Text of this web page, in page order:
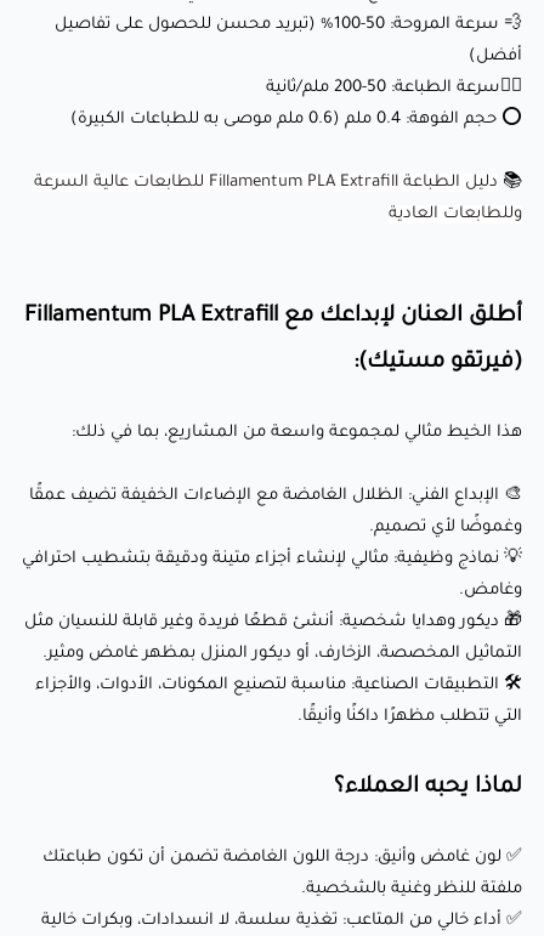
🎨 الإبداع الفني: الظلال الغامضة مع الإضاءات الخفيفة تضيف
عمقًا وغموضًا لأي تصميم.
احترافي وغامض.
🎁 ديكور وهدايا شخصية: أنشئ قطعًا فريدة وغير قابلة للنسيان
🛠️ التطبيقات الصناعية: مناسبة لتصنيع المكونات، الأدوات،
والأجزاء التي تتطلب مظهرًا داكنًا وأنيقًا.
لماذا يحبه العملاء؟
✅ لون غامض وأنيق: درجة اللون الغامضة تضمن أن تكون طباعتك
ملفتة للنظر وغنية بالشخصية.
✅ أداء خالي من المتاعب: تغذية سلسة، لا انسدادات، وبكرات خالية
من التشابك تجعل عملية الطباعة سهلة ومريحة.
✅ دقة وموثوقية: مع تفاوت قطر ± 0.03 ملم، يمكنك توقع نتائج
مستقرة وخالية من الفقاعات في كل مرة.
ختامًا:
💨 سرعة المروحة: 50-100% (تبريد محسن للحصول على تفاصيل
أفضل)
🏃‍♂️سرعة الطباعة: 50-200 ملم/ثانية
⭕ حجم الفوهة: 0.4 ملم (0.6 ملم موصى به للطباعات الكبيرة)
📚
دليل الطباعة Fillamentum PLA Extrafill للطابعات عالية السرعة
وللطابعات العادية
أطلق العنان لإبداعك مع Fillamentum PLA Extrafill
(فيرتقو مستيك):
هذا الخيط مثالي لمجموعة واسعة من المشاريع، بما في ذلك:
🎨 الإبداع الفني: الظلال الغامضة مع الإضاءات الخفيفة تضيف عمقًا
وغموضًا لأي تصميم.
💡 نماذج وظيفية: مثالي لإنشاء أجزاء متينة ودقيقة بتشطيب احترافي
وغامض.
🎁 ديكور وهدايا شخصية: أنشئ قطعًا فريدة وغير قابلة للنسيان مثل
التماثيل المخصصة، الزخارف، أو ديكور المنزل بمظهر غامض ومثير.
🛠️ التطبيقات الصناعية: مناسبة لتصنيع المكونات، الأدوات، والأجزاء
التي تتطلب مظهرًا داكنًا وأنيقًا.
لماذا يحبه العملاء؟
✅ لون غامض وأنيق: درجة اللون الغامضة تضمن أن تكون طباعتك
ملفتة للنظر وغنية بالشخصية.
✅ أداء خالي من المتاعب: تغذية سلسة، لا انسدادات، وبكرات خالية